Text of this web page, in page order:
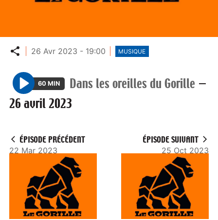
Partager
26 Avr 2023 - 19:00 MUSIQUE
P
l
60 MIN Dans les oreilles du Gorille —
26 avril 2023
ÉPISODE PRÉCÉDENT
22 Mar 2023
ÉPISODE SUIVANT
25 Oct 2023